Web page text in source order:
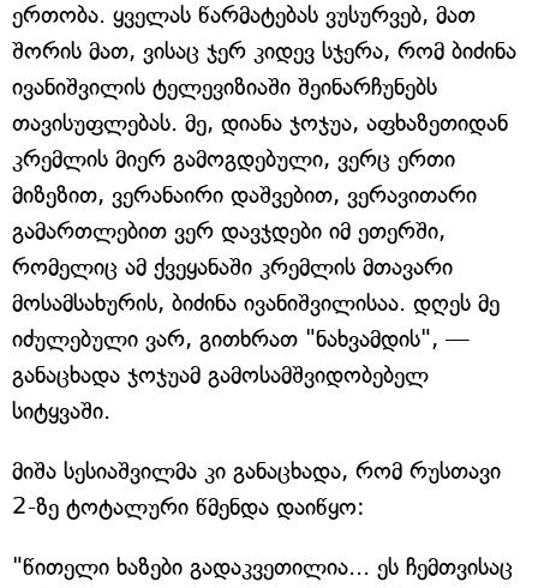
ერთობა. ყველას წარმატებას ვუსურვებ, მათ
შორის მათ, ვისაც ჯერ კიდევ სჯერა, რომ ბიძინა
ივანიშვილის ტელევიზიაში შეინარჩუნებს
თავისუფლებას. მე, დიანა ჯოჯუა, აფხაზეთიდან
კრემლის მიერ გამოგდებული, ვერც ერთი
მიზეზით, ვერანაირი დაშვებით, ვერავითარი
გამართლებით ვერ დავჯდები იმ ეთერში,
რომელიც ამ ქვეყანაში კრემლის მთავარი
მოსამსახურის, ბიძინა ივანიშვილისაა. დღეს მე
იძულებული ვარ, გითხრათ "ნახვამდის", —
განაცხადა ჯოჯუამ გამოსამშვიდობებელ
სიტყვაში.
მიშა სესიაშვილმა კი განაცხადა, რომ რუსთავი
2-ზე ტოტალური წმენდა დაიწყო:
"წითელი ხაზები გადაკვეთილია... ეს ჩემთვისაც